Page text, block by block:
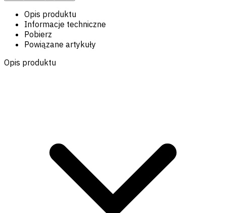
Opis produktu
Informacje techniczne
Pobierz
Powiązane artykuły
Opis produktu